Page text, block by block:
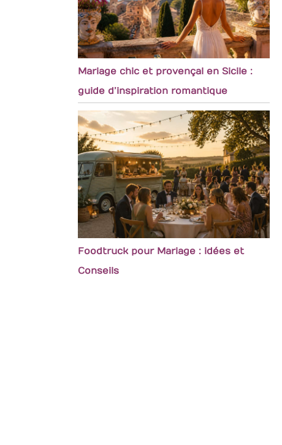
Mariage chic et provençal en Sicile :
guide d’inspiration romantique
Foodtruck pour Mariage : idées et
Conseils